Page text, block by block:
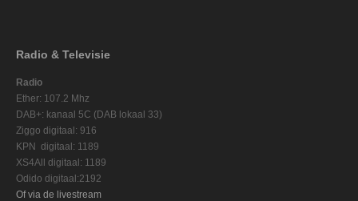
Radio & Televisie
Radio
Ether: 107.2 Mhz
DAB+: kanaal 5C (DAB lokaal 33)
Ziggo digitaal: 916
KPN digitaal: 1189
XS4All digitaal: 1189
Odido digitaal:2192
Of via de livestream